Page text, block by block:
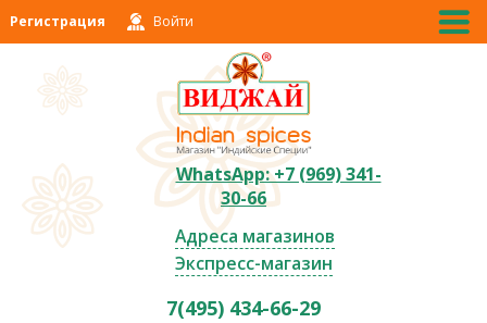
Регистрация Войти
WhatsApp: +7 (969) 341-
30-66
Адреса магазинов
Экспресс-магазин
7(495) 434-66-29